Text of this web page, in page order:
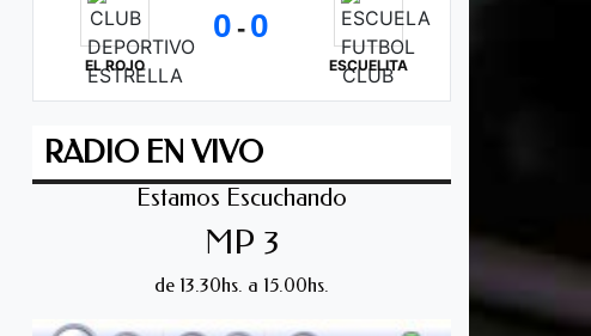
EL ROJO
0 - 0
ESCUELITA
RADIO EN VIVO
Estamos Escuchando
MP 3
de 13.30hs. a 15.00hs.